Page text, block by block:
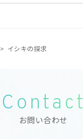
> イシキの探求
Contact
お問い合わせ